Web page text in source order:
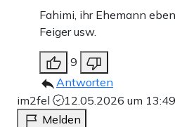
Fahimi, ihr Ehemann
Feiger usw.
9
Antworten
im2fel
12.05.2026 um
Melden